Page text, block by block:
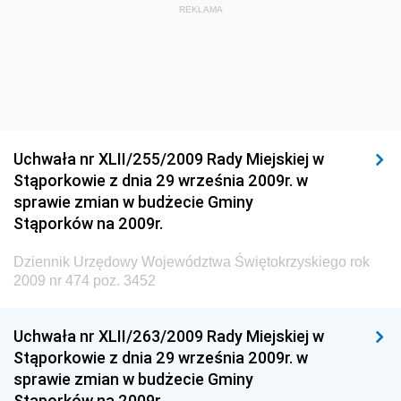
Dziennik Urzędowy Głównego Inspektora Ochrony
Dziennik Urzędowy Ministra Budownictwa i Przemysłu
Materiałów Budowlanych
Dziennik Urzędowy Ministra Infrastruktury i Rozwoju
Dziennik Urzędowy Głównego Inspektoratu Ochrony
Środowiska
Dziennik Urzędowy Generalnej Dyrekcji Ochrony
Dziennik Urzędowy Ministerstwa Administracji,
Gospodarki Terenowej i Ochrony Środowiska
Dziennik Urzędowy Ministerstwa Administracji i
REKLAMA
Uchwała nr XLII/255/2009 Rady Miejskiej w
Stąporkowie z dnia 29 września 2009r. w
sprawie zmian w budżecie Gminy
Stąporków na 2009r.
Dziennik Urzędowy Województwa Świętokrzyskiego rok
2009 nr 474 poz. 3452
Uchwała nr XLII/263/2009 Rady Miejskiej w
Stąporkowie z dnia 29 września 2009r. w
sprawie zmian w budżecie Gminy